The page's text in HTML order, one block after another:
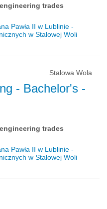
trades
Pawła II w Lublinie -
w Stalowej Woli
Stalowa Wola
- Bachelor's -
trades
Pawła II w Lublinie -
w Stalowej Woli